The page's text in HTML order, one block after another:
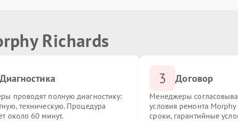
Richards
Диагностика
проводят полную диагностику:
техническую. Процедура
около 60 минут.
3 Договор
Менеджеры
условия ремонта Morphy
сроки, гарантийные